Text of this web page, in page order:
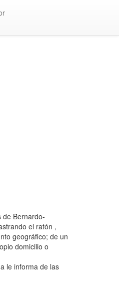
de Bernardo-
el ratón ,
geográfico; de un
domicilio o
le informa de las